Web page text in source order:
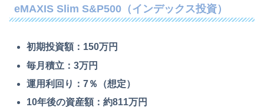
eMAXIS Slim S&P500（インデックス投資）
初期投資額：150万円
毎月積立：3万円
運用利回り：7％（想定）
10年後の資産額：約811万円